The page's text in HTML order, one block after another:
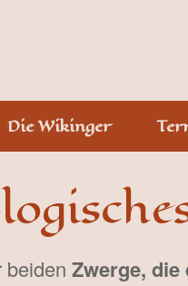
Die Wikinger
beiden Zwerge,